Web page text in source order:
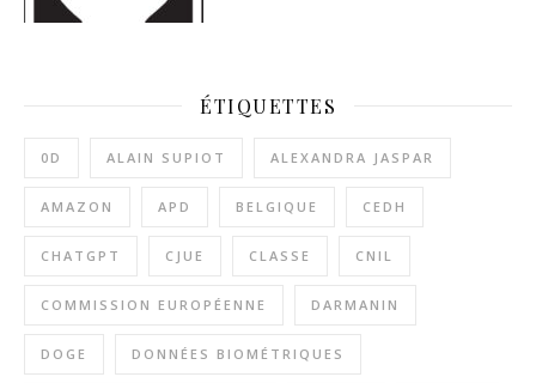
ÉTIQUETTES
0D ALAIN SUPIOT ALEXANDRA JASPAR
AMAZON APD BELGIQUE CEDH
CHATGPT CJUE CLASSE CNIL
COMMISSION EUROPÉENNE DARMANIN
DOGE DONNÉES BIOMÉTRIQUES